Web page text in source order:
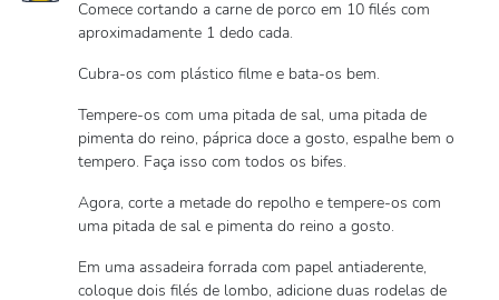
Comece cortando a carne de porco em 10 filés com
aproximadamente 1 dedo cada.
Cubra-os com plástico filme e bata-os bem.
Tempere-os com uma pitada de sal, uma pitada de
pimenta do reino, páprica doce a gosto, espalhe bem o
tempero. Faça isso com todos os bifes.
Agora, corte a metade do repolho e tempere-os com
uma pitada de sal e pimenta do reino a gosto.
Em uma assadeira forrada com papel antiaderente,
coloque dois filés de lombo, adicione duas rodelas de